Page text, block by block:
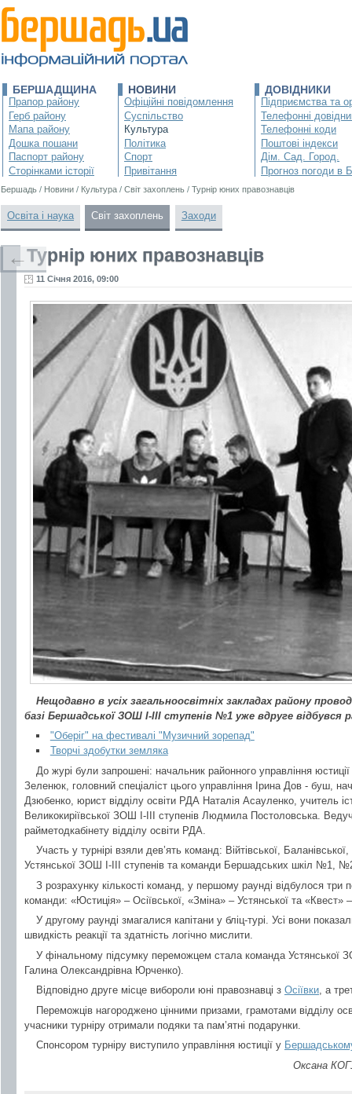
БЕРШАДЩИНА
Прапор району
Герб району
Мапа району
Дошка пошани
Паспорт району
Сторінками історії
НОВИНИ
Офіційні повідомлення
Суспільство
Культура
Політика
Спорт
Привітання
ДОВІДНИКИ
Підприємства та
Телефонні
Телефонні коди
Поштові індекси
Дім. Сад. Город.
Прогноз погоди в
Бершадь / Новини / Культура / Світ захоплень / Турнір юних правознавців
Освіта і наука Світ захоплень Заходи
Турнір юних правознавців
11 Січня 2016, 09:00
Нещодавно в усіх загальноосвітніх закладах району
базі Бершадської ЗОШ І-ІІІ ступенів №1 уже вдруге
"Оберіг" на фестивалі "Музичний зорепад"
Творчі здобутки земляка
До журі були запрошені: начальник районного управління
Зеленюк, головний спеціаліст цього управління Ірина Дов - буш,
Дзюбенко, юрист відділу освіти РДА Наталія Асауленко, учитель
Великокиріївської ЗОШ І-ІІІ ступенів Людмила Постоловська.
райметодкабінету відділу освіти РДА.
Участь у турнірі взяли дев’ять команд: Війтівської,
Устянської ЗОШ І-ІІІ ступенів та команди Бершадських шкіл №1,
З розрахунку кількості команд, у першому раунді відбулося три
команди: «Юстиція» – Осіївської, «Зміна» – Устянської та «Квест»
У другому раунді змагалися капітани у бліц-турі. Усі вони
швидкість реакції та здатність логічно мислити.
У фінальному підсумку переможцем стала команда Устянської
Галина Олександрівна Юрченко).
Відповідно друге місце вибороли юні правознавці з Осіївки, а
Переможців нагороджено цінними призами, грамотами відділу
учасники турніру отримали подяки та пам’ятні подарунки.
Спонсором турніру виступило управління юстиції у
Оксана
←